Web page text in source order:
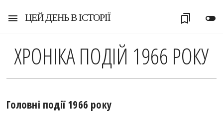
menu ЦЕЙ ДЕНЬ В ІСТОРІЇ toggle_off
bookmarks
ХРОНІКА ПОДІЙ 1966 РОКУ
Головні події 1966 року